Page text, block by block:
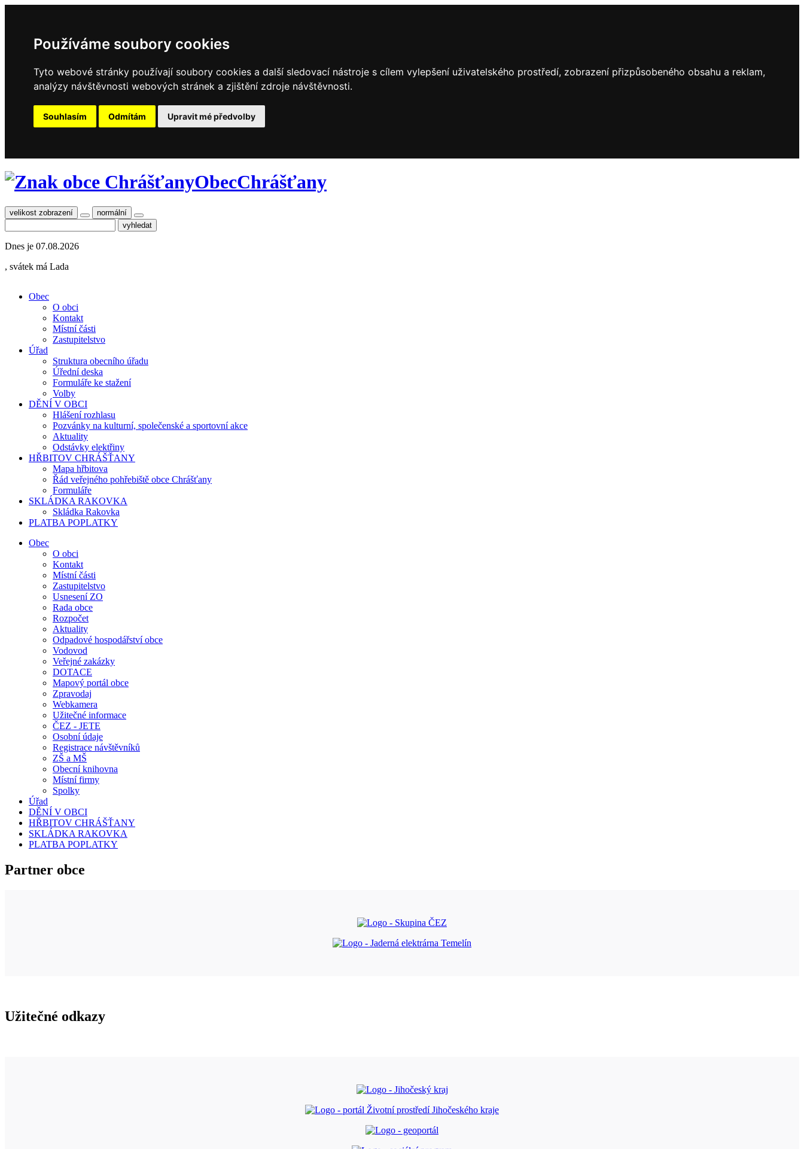
Používáme soubory cookies
Tyto webové stránky používají soubory cookies a další sledovací nástroje s cílem vylepšení uživatelského prostředí, zobrazení přizpůsobeného obsahu a reklam,
analýzy návštěvnosti webových stránek a zjištění zdroje návštěvnosti.
Souhlasím Odmítám Upravit mé předvolby
ObecChrášťany
velikost zobrazení normální
Dnes je 07.08.2026
, svátek má Lada
Obec
O obci
Kontakt
Místní části
Zastupitelstvo
Úřad
Struktura obecního úřadu
Úřední deska
Formuláře ke stažení
Volby
DĚNÍ V OBCI
Hlášení rozhlasu
Pozvánky na kulturní, společenské a sportovní akce
Aktuality
Odstávky elektřiny
HŘBITOV CHRÁŠŤANY
Mapa hřbitova
Řád veřejného pohřebiště obce Chrášťany
Formuláře
SKLÁDKA RAKOVKA
Skládka Rakovka
PLATBA POPLATKY
Obec
O obci
Kontakt
Místní části
Zastupitelstvo
Usnesení ZO
Rada obce
Rozpočet
Aktuality
Odpadové hospodářství obce
Vodovod
Veřejné zakázky
DOTACE
Mapový portál obce
Zpravodaj
Webkamera
Užitečné informace
ČEZ - JETE
Osobní údaje
Registrace návštěvníků
ZŠ a MŠ
Obecní knihovna
Místní firmy
Spolky
Úřad
DĚNÍ V OBCI
HŘBITOV CHRÁŠŤANY
SKLÁDKA RAKOVKA
PLATBA POPLATKY
Partner obce
Užitečné odkazy